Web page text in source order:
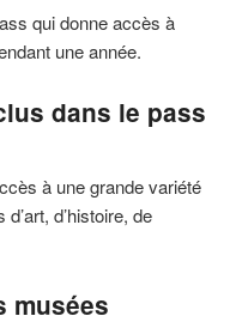
qui donne accès à
une année.
dans le pass
à une grande variété
d’histoire, de
musées